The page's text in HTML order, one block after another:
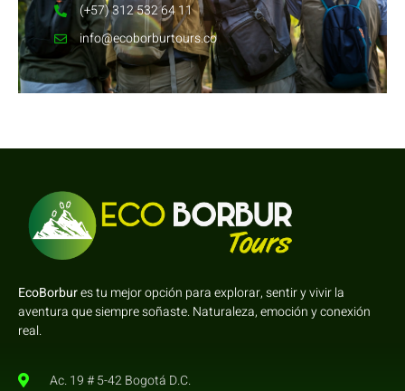
(+57) 312 532 64 11
info@ecoborburtours.co
EcoBorbures tu mejor opción para explorar, sentir y vivir la
aventura que siempre soñaste. Naturaleza, emoción y conexión
real.
Ac. 19 # 5-42 Bogotá D.C.